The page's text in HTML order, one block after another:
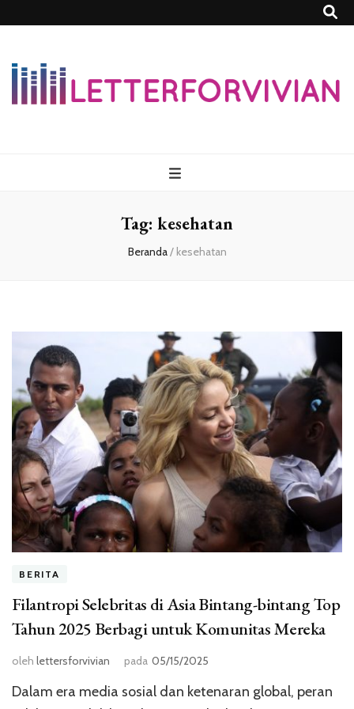
Tag: kesehatan
Beranda/ kesehatan
BERITA
Filantropi Selebritas di Asia Bintang-bintang Top
Tahun 2025 Berbagi untuk Komunitas Mereka
oleh lettersforvivian pada 05/15/2025
Dalam era media sosial dan ketenaran global, peran